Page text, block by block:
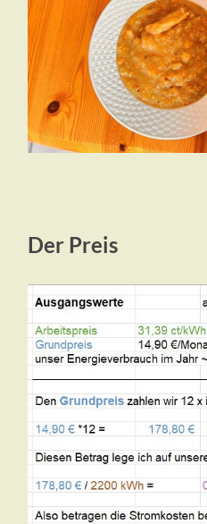
Der Preis